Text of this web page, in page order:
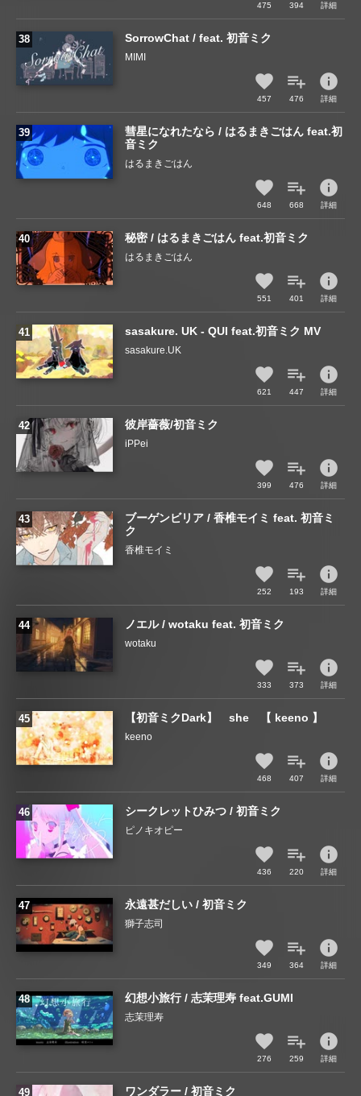
475 394 詳細
SorrowChat / feat. 初音ミク
MIMI
457 476
info
詳細
彗星になれたなら / はるまきごはん feat.初
音ミク
はるまきごはん
648 668
info
詳細
秘密 / はるまきごはん feat.初音ミク
はるまきごはん
551 401
info
詳細
sasakure. UK - QUI feat.初音ミク MV
sasakure.UK
621 447
info
詳細
彼岸薔薇/初音ミク
iPPei
399 476
info
詳細
ブーゲンビリア / 香椎モイミ feat. 初音ミ
ク
香椎モイミ
252 193
info
詳細
ノエル / wotaku feat. 初音ミク
wotaku
333 373
info
詳細
【初音ミクDark】 she 【 keeno 】
keeno
468 407
info
詳細
シークレットひみつ / 初音ミク
ピノキオピー
436 220
info
詳細
永遠甚だしい / 初音ミク
獅子志司
349 364
info
詳細
幻想小旅行 / 志茉理寿 feat.GUMI
志茉理寿
276 259
info
詳細
ワンダラー / 初音ミク